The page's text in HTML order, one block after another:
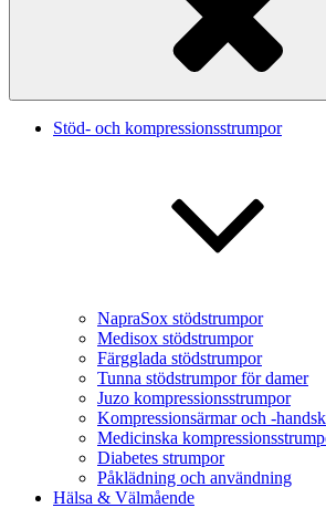
Stöd- och kompressionsstrumpor
NapraSox stödstrumpor
Medisox stödstrumpor
Färgglada stödstrumpor
Tunna stödstrumpor för damer
Juzo kompressionsstrumpor
Kompressionsärmar och -
Medicinska
Diabetes strumpor
Påklädning och användning
Hälsa & Välmående